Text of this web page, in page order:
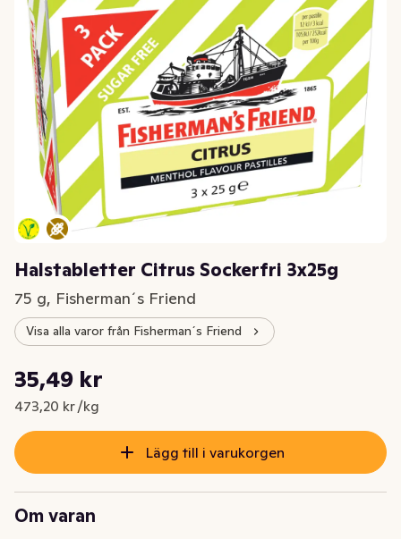
Halstabletter Citrus Sockerfri 3x25g
75 g, Fisherman´s Friend
Visa alla varor från Fisherman´s Friend
Nuvarande pris är: 35,49 kr
35,49 kr
473,20 kr /kg
Styckpris: 473,20 kr /kg
Lägg till i varukorgen
Om varan